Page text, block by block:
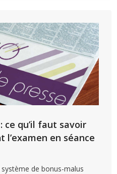
ce qu’il faut savoir
en séance
de bonus-malus